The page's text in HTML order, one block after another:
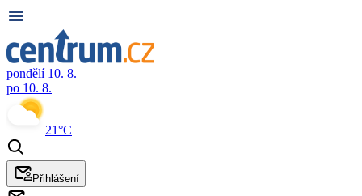
pondělí 10. 8.
po 10. 8.
21°C
Přihlášení